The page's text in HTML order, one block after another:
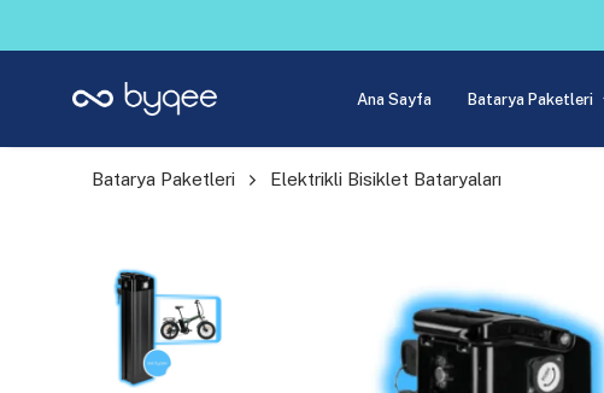
Ana Sayfa Batarya Paketleri
Batarya Paketleri Elektrikli Bisiklet Bataryaları